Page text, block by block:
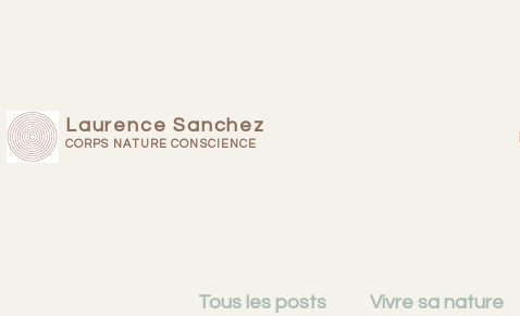
Laurence Sanchez
CORPS NATURE CONSCIENCE
Tous les posts Vivre sa nature